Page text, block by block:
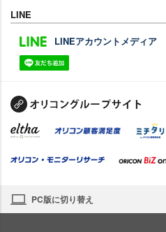
LINE
LINEアカウントメディア
PC版に切り替え